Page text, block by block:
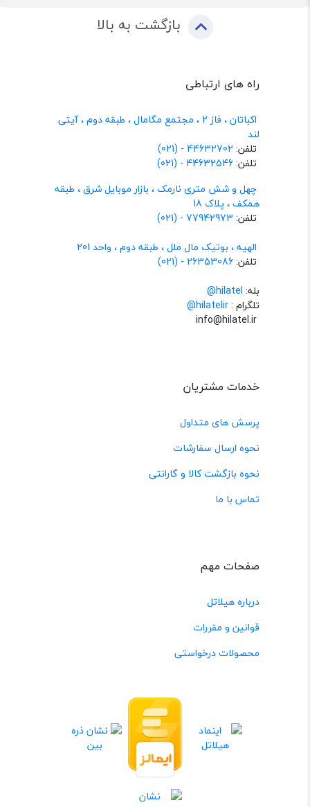
بازگشت به بالا
راه های ارتباطی
اکباتان ، فاز 2 ، مجتمع مگامال ، طبقه دوم ، آیتی
لند
تلفن: 44632702 - (021)
تلفن:44632546 - (021)
چهل و شش متری نارمک ، بازار موبایل شرق ، طبقه
همکف ، پلاک 18
تلفن: 77942973 - (021)
الهیه ، بوتیک مال ملل ، طبقه دوم ، واحد 201
تلفن:26353086 - (021)
بله: hilatel@
تلگرام :@hilatelir
خدمات مشتریان
پرسش های متداول
نحوه ارسال سفارشات
نحوه بازگشت کالا و گارانتی
تماس با ما
صفحات مهم
درباره هیلاتل
قوانین و مقررات
محصولات درخواستی